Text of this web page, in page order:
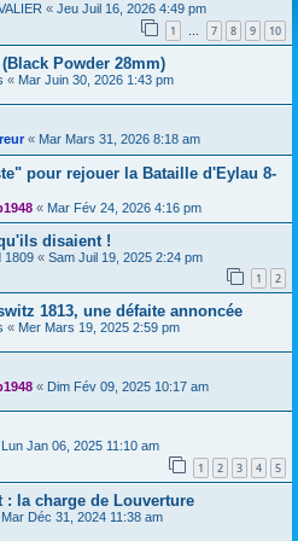
« Jeu Juil 16, 2026 4:49 pm
1 … 7 8 9 10
Powder 28mm)
« Mar Juin 30, 2026 1:43 pm
« Mar Mars 31, 2026 8:18 am
pour rejouer la Bataille d'Eylau 8-
« Mar Fév 24, 2026 4:16 pm
disaient !
1809 « Sam Juil 19, 2025 2:24 pm
1 2
1813, une défaite annoncée
« Mer Mars 19, 2025 2:59 pm
« Dim Fév 09, 2025 10:17 am
Lun Jan 06, 2025 11:10 am
1 2 3 4 5
: la charge de Louverture
Mar Déc 31, 2024 11:38 am